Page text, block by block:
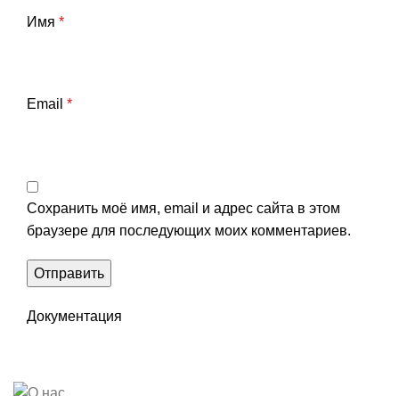
Имя *
Email *
Сохранить моё имя, email и адрес сайта в этом
браузере для последующих моих комментариев.
Документация